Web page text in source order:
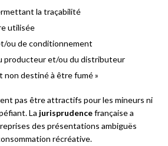
la traçabilité
utilisée
ou de conditionnement
producteur et/ou du distributeur
non destiné à être fumé »
pas être attractifs pour les mineurs ni
La jurisprudencefrançaise a
des présentations ambiguës
récréative.